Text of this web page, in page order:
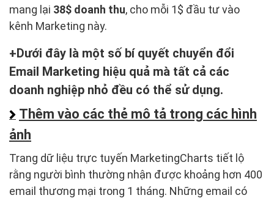
mang lại 38$ doanh thu, cho mỗi 1$ đầu tư vào
kênh Marketing này.
Dưới đây là một số bí quyết chuyển đổi
Email Marketing hiệu quả mà tất cả các
doanh nghiệp nhỏ đều có thể sử dụng.
Thêm vào các thẻ mô tả trong các hình
ảnh
Trang dữ liệu trực tuyến MarketingCharts tiết lộ
rằng người bình thường nhận được khoảng hơn 400
email thương mại trong 1 tháng. Những email có